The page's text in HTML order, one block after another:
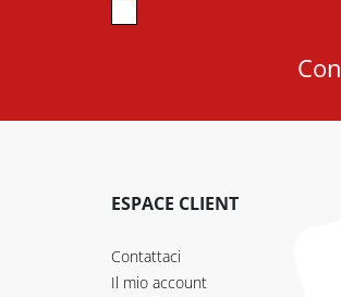
ESPACE CLIENT
Contattaci
Il mio account